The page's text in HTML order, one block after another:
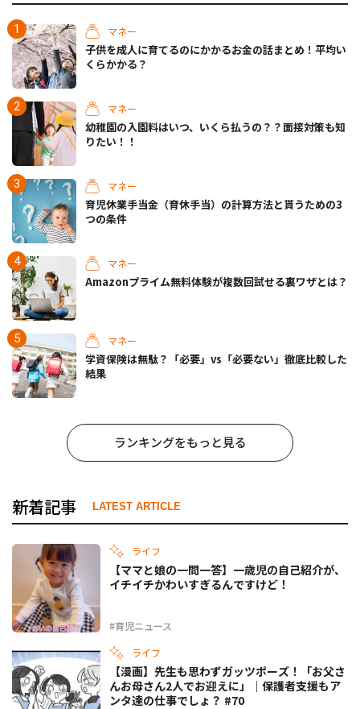
マネー
子供を成人に育てるのにかかるお金の話まとめ！平均い
くらかかる？
マネー
幼稚園の入園料はいつ、いくら払うの？？面接対策も知
りたい！！
マネー
育児休業手当金（育休手当）の計算方法と貰うための3
つの条件
マネー
Amazonプライム無料体験が複数回試せる裏ワザとは？
マネー
学資保険は無駄？「必要」vs「必要ない」徹底比較した
結果
ランキングをもっと見る
新着記事 LATEST ARTICLE
ライフ
#育児ニュース
【ママと娘の一問一答】一歳児の自己紹介が、
イチイチかわいすぎるんですけど！
ライフ
【漫画】先生も思わずガッツポーズ！「お父さ
んお母さん2人でお迎えに」｜保護者支援もア
ンタ達の仕事でしょ？ #70